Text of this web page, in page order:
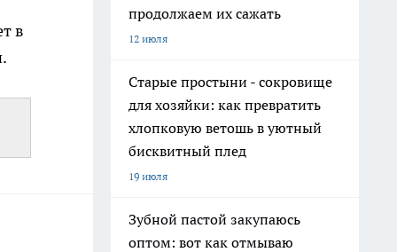
в
продолжаем их сажать
12 июля
Старые простыни - сокровище
для хозяйки: как превратить
хлопковую ветошь в уютный
бисквитный плед
19 июля
Зубной пастой закупаюсь
оптом: вот как отмываю